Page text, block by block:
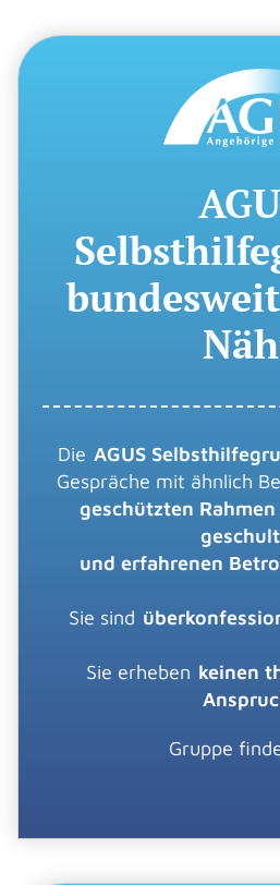
Die AGUS
Gespräche mit ähnlich
geschützten Rahmen
und erfahrenen
Sie sind
Sie erheben keinen
Gruppe